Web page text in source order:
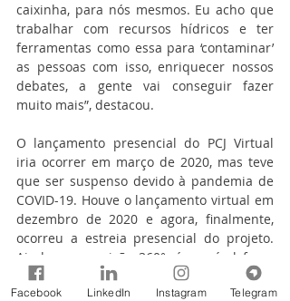
caixinha, para nós mesmos. Eu acho que
trabalhar com recursos hídricos e ter
ferramentas como essa para ‘contaminar’
as pessoas com isso, enriquecer nossos
debates, a gente vai conseguir fazer
muito mais”, destacou.
O lançamento presencial do PCJ Virtual
iria ocorrer em março de 2020, mas teve
que ser suspenso devido à pandemia de
COVID-19. Houve o lançamento virtual em
dezembro de 2020 e agora, finalmente,
ocorreu a estreia presencial do projeto.
Ainda com a visão 360°, é possível fazer
um tour virtual em vários pontos das
Bacias PCJ, guiado com narração e muita
Facebook LinkedIn Instagram Telegram